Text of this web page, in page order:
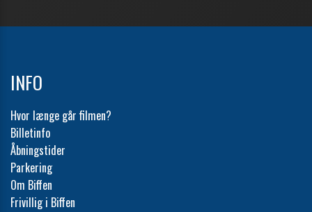
INFO
Hvor længe går filmen?
Billetinfo
Åbningstider
Parkering
Om Biffen
Frivillig i Biffen